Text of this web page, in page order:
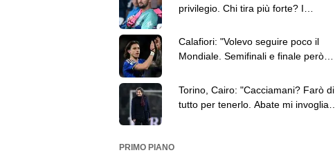
privilegio. Chi tira più forte? I
Calafiori: "Volevo seguire poco il
Mondiale. Semifinali e finale però
Torino, Cairo: "Cacciamani? Farò di
tutto per tenerlo. Abate mi invoglia a
PRIMO PIANO